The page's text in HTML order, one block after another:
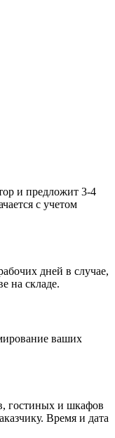
и предложит 3-4
с учетом
дней в случае,
на складе.
ваших
гостиных и шкафов
Время и дата